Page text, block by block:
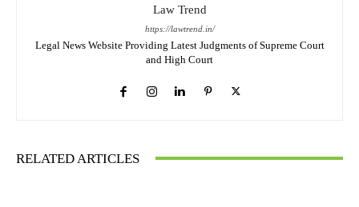
Law Trend
https://lawtrend.in/
Legal News Website Providing Latest Judgments of Supreme Court
and High Court
RELATED ARTICLES